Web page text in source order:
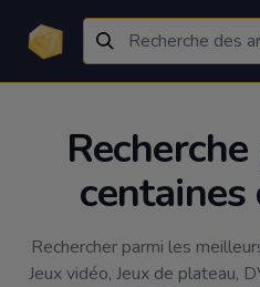
Rechercher parmi les
Jeux vidéo, Jeux de plateau,